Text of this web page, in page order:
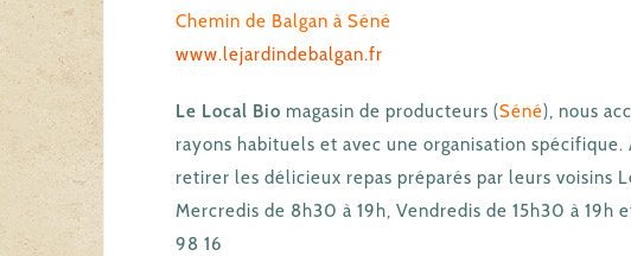
Chemin de Balgan à Séné
www.lejardindebalgan.fr
Le Local Bio magasin de producteurs (Séné), nous
rayons habituels et avec une organisation
retirer les délicieux repas préparés par leurs voisins
Mercredis de 8h30 à 19h, Vendredis de 15h30 à 19h
98 16